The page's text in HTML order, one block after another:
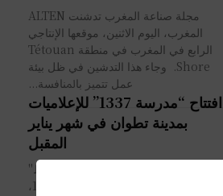
مجلة صناعة المغرب تدشنت ALTEN
المغرب، اليوم الاثنين، موقعها الإنتاجي
الرابع في المغرب في منطقة Tétouan
Shore. وجاء هذا التدشين في ظل ﺑﻴﺌﺔ
ﻋﻤﻞ ﺗﺘﻤﻴﺰ ﺑﺎﳌﻨﺎﻓﺴﺔ...
افتتاح “مدرسة 1337” للإعلاميات
بمدينة تطوان في شهر يناير
المقبل
أعلنت "الوكالة الخاصة طنجة المتوسط"
عن افتتاح الفرع الثالث لمدرسة 1337،